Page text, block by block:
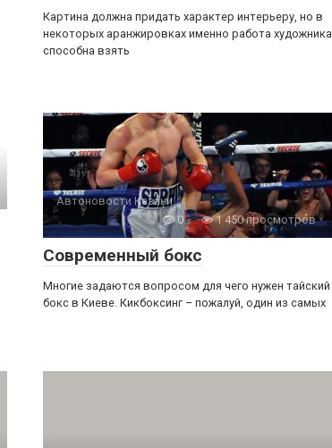
Картина должна придать характер интерьеру, но в
некоторых аранжировках именно работа художника
способна взять
Автоновости Казани
0
1 450 просмотров
Современный бокс
Многие задаются вопросом для чего нужен тайский
бокс в Киеве. Кикбоксинг – пожалуй, один из самых